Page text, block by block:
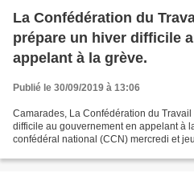
La Confédération du
prépare un hiver difficile
appelant à la grève.
Publié le 30/09/2019 à 13:06
Camarades, La Confédération du
difficile au gouvernement en appelant à
confédéral national (CCN) mercredi et